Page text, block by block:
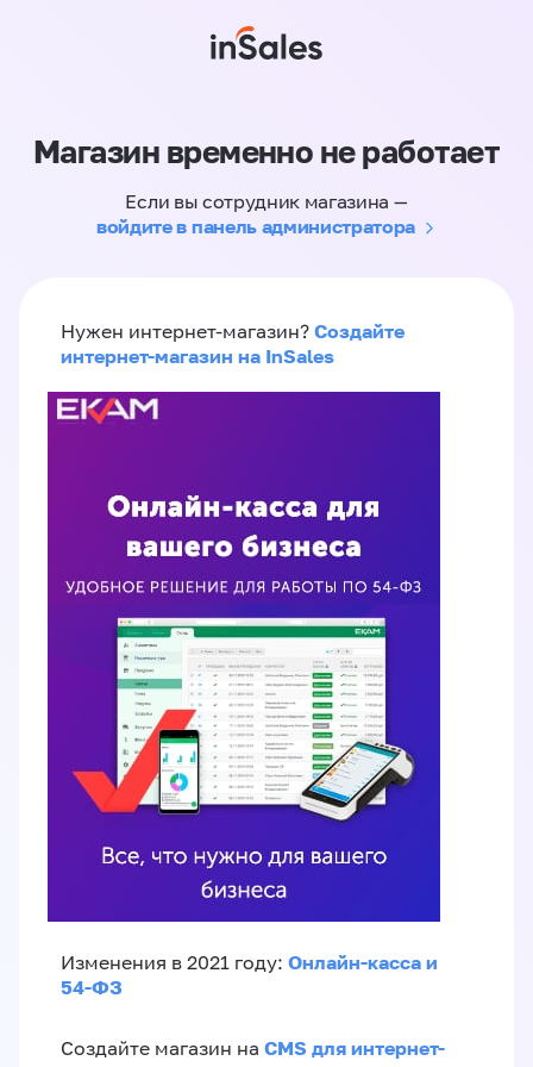
Магазин временно не работает
Если вы сотрудник магазина —
войдите в панель администратора
Нужен интернет-магазин? Создайте
интернет-магазин на InSales
Изменения в 2021 году: Онлайн-касса и
54-ФЗ
Создайте магазин на CMS для интернет-